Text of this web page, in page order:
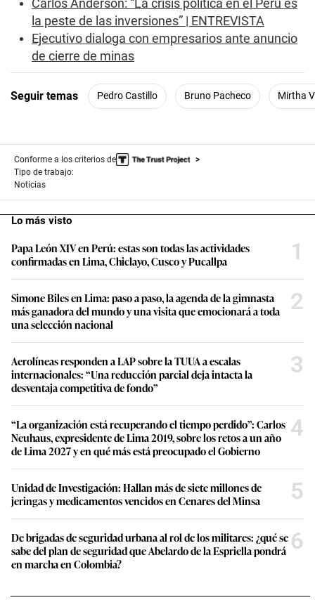
Carlos Anderson: “La crisis política en el Perú es
la peste de las inversiones” | ENTREVISTA
Ejecutivo dialoga con empresarios ante anuncio
de cierre de minas
Seguir temas Pedro Castillo Bruno Pacheco Mirtha
Conforme a los criterios de
Tipo de trabajo:
Noticias
Lo más visto
Papa León XIV en Perú: estas son todas las actividades
confirmadas en Lima, Chiclayo, Cusco y Pucallpa
1
Simone Biles en Lima: paso a paso, la agenda de la gimnasta
más ganadora del mundo y una visita que emocionará a toda
una selección nacional
2
Aerolíneas responden a LAP sobre la TUUA a escalas
internacionales: “Una reducción parcial deja intacta la
desventaja competitiva de fondo”
3
“La organización está recuperando el tiempo perdido”: Carlos
Neuhaus, expresidente de Lima 2019, sobre los retos a un año
de Lima 2027 y en qué más está preocupado el Gobierno
4
Unidad de Investigación: Hallan más de siete millones de
jeringas y medicamentos vencidos en Cenares del Minsa
5
De brigadas de seguridad urbana al rol de los militares: ¿qué se
sabe del plan de seguridad que Abelardo de la Espriella pondrá
en marcha en Colombia?
6